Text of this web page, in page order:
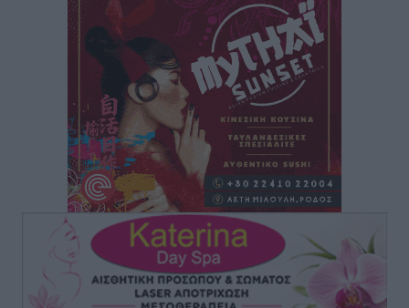
Ακαθάριστα οικόπεδα: Τι γίνεται όταν ο ιδιοκτήτης
δεν τα καθαρίσει – Πώς κινούνται δήμοι και ΠΣ,
ποιος πληρώνει τον λογαριασμό
Τοπικές Ειδήσεις πριν 3 ώρες
Πού κινούνται οι κρατήσεις last minute σε Ελλάδα
από Γερμανούς
Ειδήσεις• πριν 3 ώρες
Οδηγός στη Ρόδο τράκαρε σταθμευμένο αυτοκίνητο,
παρέσυρε 72χρονο και διέφυγε
Τοπικές Ειδήσεις• πριν 3 ώρες